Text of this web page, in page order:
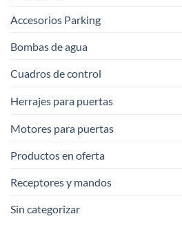
Accesorios Parking
Bombas de agua
Cuadros de control
Herrajes para puertas
Motores para puertas
Productos en oferta
Receptores y mandos
Sin categorizar